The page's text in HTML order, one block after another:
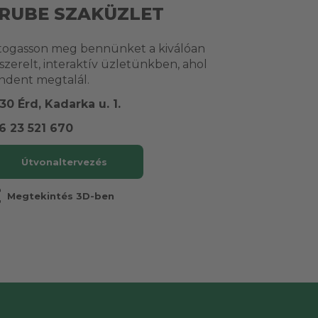
SZAKÜZLET
meg bennünket a kiválóan
interaktív üzletünkben, ahol
megtalál.
Érd, Kadarka u. 1.
23 521 670
Útvonaltervezés
Megtekintés 3D-ben